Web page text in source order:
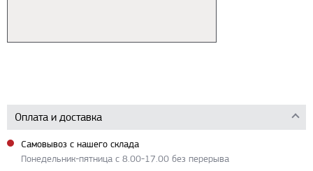
Оплата и доставка
Самовывоз с нашего склада
Понедельник-пятница с 8.00-17.00 без перерыва